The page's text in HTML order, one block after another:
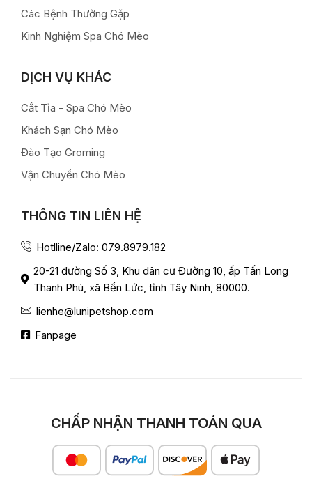
Các Bệnh Thường Gặp
Kinh Nghiệm Spa Chó Mèo
DỊCH VỤ KHÁC
Cắt Tỉa - Spa Chó Mèo
Khách Sạn Chó Mèo
Đào Tạo Groming
Vận Chuyển Chó Mèo
THÔNG TIN LIÊN HỆ
Hotlline/Zalo: 079.8979.182
20-21 đường Số 3, Khu dân cư Đường 10, ấp Tấn Long
Thanh Phú, xã Bến Lức, tỉnh Tây Ninh, 80000.
lienhe@lunipetshop.com
Fanpage
CHẤP NHẬN THANH TOÁN QUA